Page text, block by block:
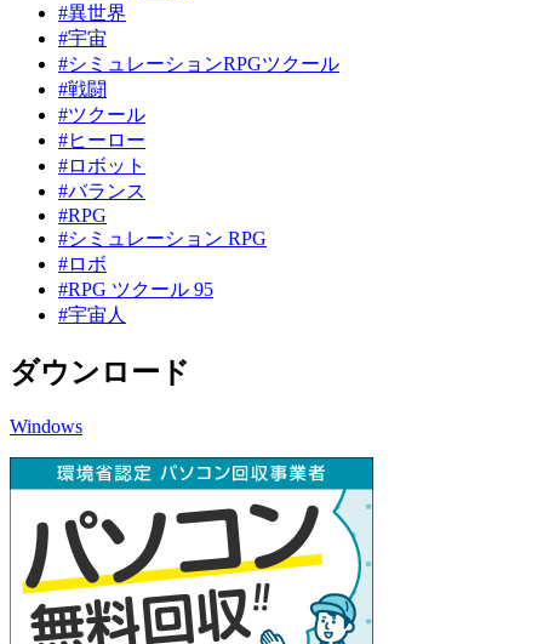
#異世界
#宇宙
#シミュレーションRPGツクール
#戦闘
#ツクール
#ヒーロー
#ロボット
#バランス
#RPG
#シミュレーション RPG
#ロボ
#RPG ツクール 95
#宇宙人
ダウンロード
Windows